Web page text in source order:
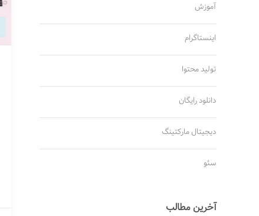
آموزش
اینستاگرام
تولید محتوا
دانلود رایگان
دیجیتال مارکتینگ
سئو
آخرین مطالب